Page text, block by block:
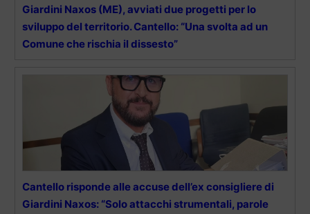
Giardini Naxos (ME), avviati due progetti per lo
sviluppo del territorio. Cantello: “Una svolta ad un
Comune che rischia il dissesto”
Cantello risponde alle accuse dell’ex consigliere di
Giardini Naxos: “Solo attacchi strumentali, parole